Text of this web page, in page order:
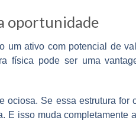
oportunidade
um ativo com potencial de
física pode ser uma
ociosa. Se essa estrutura for
E isso muda completamente